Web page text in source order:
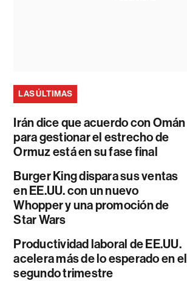
LAS ÚLTIMAS
Irán dice que acuerdo con Omán
para gestionar el estrecho de
Ormuz está en su fase final
Burger King dispara sus ventas
en EE.UU. con un nuevo
Whopper y una promoción de
Star Wars
Productividad laboral de EE.UU.
acelera más de lo esperado en el
segundo trimestre